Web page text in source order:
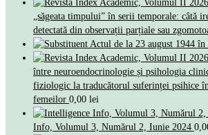
„săgeata timpului” în serii temporale: câtă
detectată din observații parțiale sau
Actul de la 23 august 1944 în
între neuroendocrinologie și psihologia
fiziologic la traducătorul suferinței psihice
femeilor 0,00 lei
Info, Volumul 3, Numărul 2, Iunie 2024